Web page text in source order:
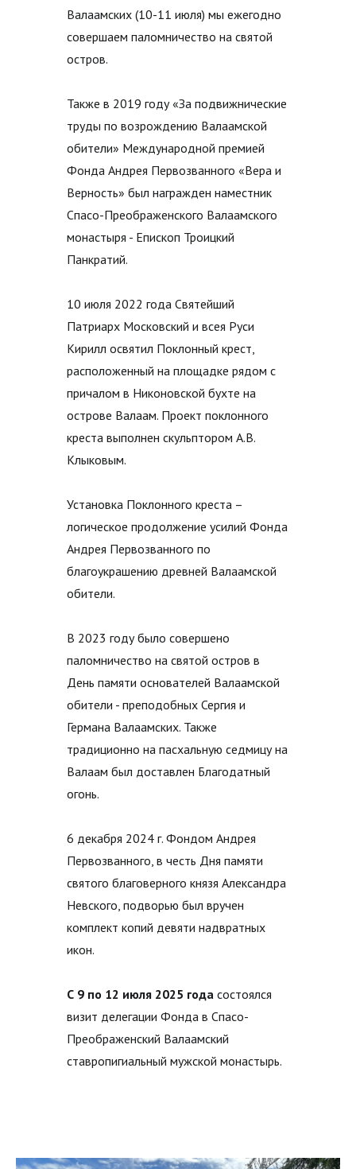
Валаамских (10-11 июля) мы ежегодно
совершаем паломничество на святой
остров.
Также в 2019 году «За подвижнические
труды по возрождению Валаамской
обители» Международной премией
Фонда Андрея Первозванного «Вера и
Верность» был награжден наместник
Спасо-Преображенского Валаамского
монастыря - Епископ Троицкий
Панкратий.
10 июля 2022 года Святейший
Патриарх Московский и всея Руси
Кирилл освятил Поклонный крест,
расположенный на площадке рядом с
причалом в Никоновской бухте на
острове Валаам. Проект поклонного
креста выполнен скульптором А.В.
Клыковым.
Установка Поклонного креста –
логическое продолжение усилий Фонда
Андрея Первозванного по
благоукрашению древней Валаамской
обители.
В 2023 году было совершено
паломничество на святой остров в
День памяти основателей Валаамской
обители - преподобных Сергия и
Германа Валаамских. Также
традиционно на пасхальную седмицу на
Валаам был доставлен Благодатный
огонь.
6 декабря 2024 г. Фондом Андрея
Первозванного, в честь Дня памяти
святого благоверного князя Александра
Невского, подворью был вручен
комплект копий девяти надвратных
икон.
С 9 по 12 июля 2025 года состоялся
визит делегации Фонда в Спасо-
Преображенский Валаамский
ставропигиальный мужской монастырь.